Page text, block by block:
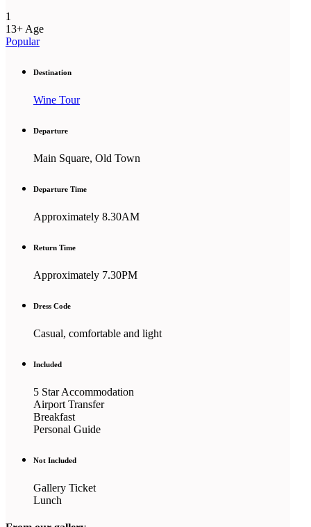
1
13+Age
Popular
Destination
Wine Tour
Departure
Main Square, Old Town
Departure Time
Approximately 8.30AM
Return Time
Approximately 7.30PM
Dress Code
Casual, comfortable and light
Included
5 Star Accommodation
Airport Transfer
Breakfast
Personal Guide
Not Included
Gallery Ticket
Lunch